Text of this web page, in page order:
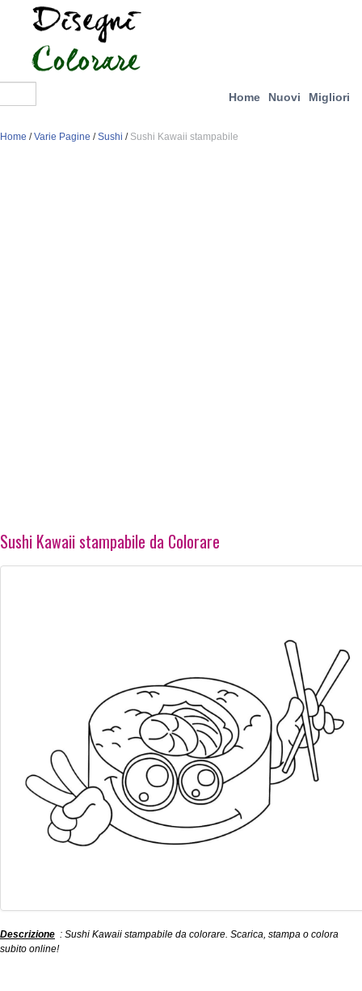
Home Nuovi Migliori
Home /Varie Pagine /Sushi / Sushi Kawaii stampabile
Sushi Kawaii stampabile da Colorare
Descrizione : Sushi Kawaii stampabile da colorare. Scarica, stampa o colora
subito online!